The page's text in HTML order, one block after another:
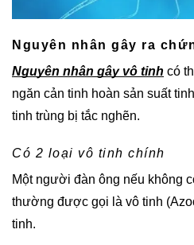
Nguyên nhân gây ra
Nguyên nhân gây vô tinh có
ngăn cản tinh hoàn sản suất
tinh trùng bị tắc nghẽn.
Có 2 loại vô tinh chính
Một người đàn ông nếu không
thường được gọi là vô tinh
tinh.